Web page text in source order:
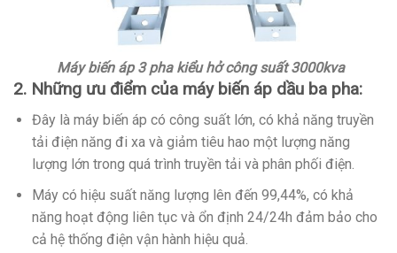
Máy biến áp 3 pha kiểu hở công suất 3000kva
2. Những ưu điểm của máy biến áp dầu ba pha:
Đây là máy biến áp có công suất lớn, có khả năng truyền
tải điện năng đi xa và giảm tiêu hao một lượng năng
lượng lớn trong quá trình truyền tải và phân phối điện.
Máy có hiệu suất năng lượng lên đến 99,44%, có khả
năng hoạt động liên tục và ổn định 24/24h đảm bảo cho
cả hệ thống điện vận hành hiệu quả.